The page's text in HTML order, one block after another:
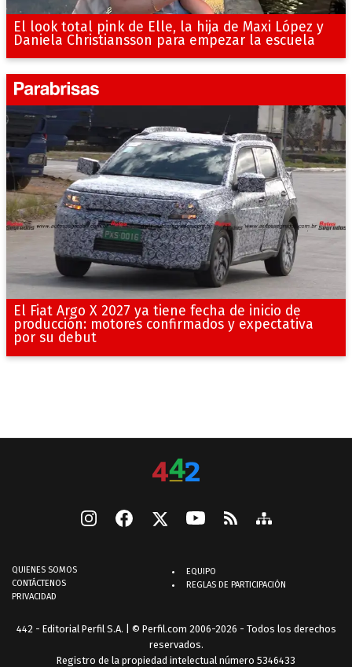
El look total pink de Elle, la hija de Maxi López y
Daniela Christiansson para empezar la escuela
El Fiat Argo X 2027 ya tiene fecha de inicio de
producción: motores confirmados y expectativa
por su debut
QUIENES SOMOS
CONTÁCTENOS
PRIVACIDAD
EQUIPO
REGLAS DE PARTICIPACIÓN
442 - Editorial Perfil S.A. | © Perfil.com 2006-2026 - Todos los derechos
reservados.
Registro de la propiedad intelectual número 5346433